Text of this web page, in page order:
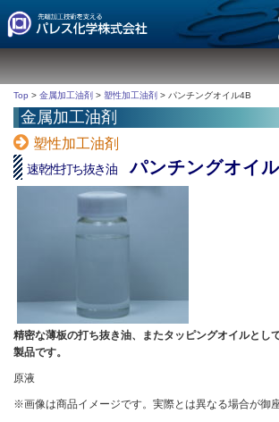
Top > 金属加工油剤 > 塑性加工油剤 > パンチングオイル4B
金属加工油剤
塑性加工油剤
速乾性打ち抜き油パンチングオイ
精密な薄板の打ち抜き油、またタッピングオイルとし
製品です。
原液
※画像は商品イメージです。実際とは異なる場合が御座